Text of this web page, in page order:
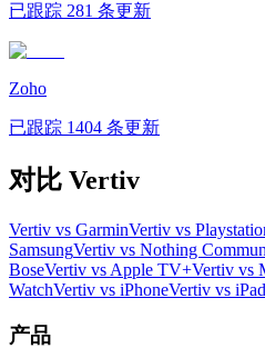
已跟踪 281 条更新
Zoho
已跟踪 1404 条更新
对比 Vertiv
Vertiv vs GarminVertiv vs
SamsungVertiv vs Nothing
BoseVertiv vs Apple TV+Vertiv vs
WatchVertiv vs iPhoneVertiv vs iPad
产品